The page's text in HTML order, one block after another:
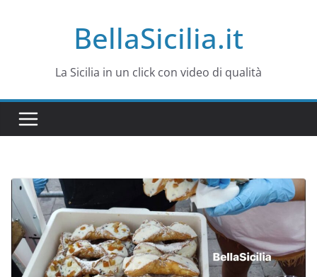
BellaSicilia.it
La Sicilia in un click con video di qualità